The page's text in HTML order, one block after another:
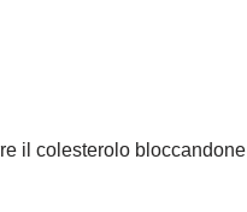
il colesterolo bloccandone